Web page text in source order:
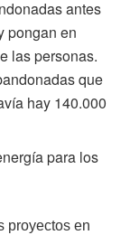
antes
pongan en
las personas.
que
hay 140.000
para los
proyectos en